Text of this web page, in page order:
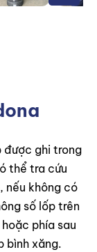
được ghi trong
thể tra cứu
nếu không có
số lốp trên
phía sau
bình xăng.